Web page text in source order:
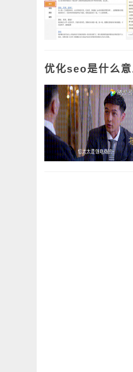
优化seo是什么